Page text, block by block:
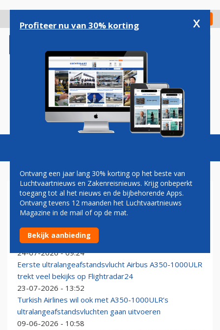
gaan
Check in
Magazine Podcasts Vacatures
AIRBUS A350-1000ULR
Airbus voltooit ultralange testvlucht met A350: in 19
uur van Frankrijk naar Australië
24-07-2026 - 09:24
Eerste ultralangeafstandsvlucht Airbus A350-1000ULR
trekt veel bekijks op Flightradar24
23-07-2026 - 13:52
Turkish Airlines wil ook met A350-1000ULR’s
ultralangeafstandsvluchten gaan uitvoeren
09-06-2026 - 10:58
Profiteer nu van 30% korting x
Ontvang een jaar lang 30% korting op het beste van
Luchtvaartnieuws en Zakenreisnieuws. Krijg onbeperkt
toegang tot al het nieuws en de bijbehorende Apps.
Ontvang tevens 12 maanden het Luchtvaartnieuws
Magazine in de mail of op de mat.
Bekijk aanbieding